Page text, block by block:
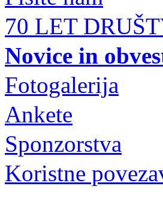
70 LET
Novice in
Fotogalerija
Ankete
Sponzorstva
Koristne